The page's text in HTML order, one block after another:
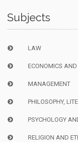
Subjects
LAW
ECONOMICS
MANAGEMENT
PHILOSOPHY,
PSYCHOLOGY
RELIGION AND